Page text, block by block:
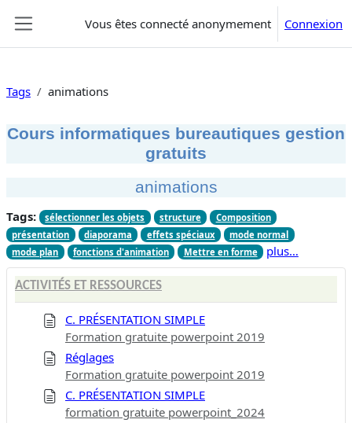
Vous êtes connecté anonymement Connexion
Tags animations
Cours informatiques bureautiques gestion
gratuits
animations
Tags: sélectionner les objets structure
Composition
présentation
diaporama effets spéciaux
mode normal
mode plan
fonctions d'animation Mettre en forme plus…
ACTIVITÉS ET RESSOURCES
C. PRÉSENTATION SIMPLE
Formation gratuite powerpoint 2019
Réglages
Formation gratuite powerpoint 2019
C. PRÉSENTATION SIMPLE
formation gratuite powerpoint_2024